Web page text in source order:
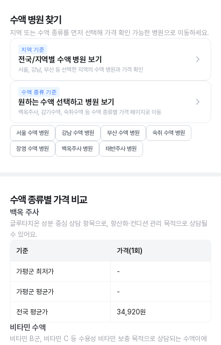
수액 병원 찾기
지역 또는 수액 종류를 먼저 선택해 가격 확인 가능한 병원으로 이동하세요.
지역 기준
전국/지역별 수액 병원 보기
서울, 강남, 부산 등 선택한 지역의 수액 병원과 가격 확인
수액 종류 기준
원하는 수액 선택하고 병원 보기
백옥주사, 감기수액, 숙취수액 등 수액 종류별 가격 페이지로 이동
서울 수액 병원 강남 수액 병원 부산 수액 병원 숙취 수액 병원
장염 수액 병원 백옥주사 병원 태반주사 병원
수액 종류별 가격 비교
백옥 주사
글루타치온 성분 중심 상담 항목으로, 항산화·컨디션 관리 목적으로 상담될
수 있어요.
기준 가격(1회)
가평군 최저가 -
가평군 평균가 -
전국 평균가 34,920원
비타민 수액
비타민 B군, 비타민 C 등 수용성 비타민 보충 목적으로 상담되는 수액이에